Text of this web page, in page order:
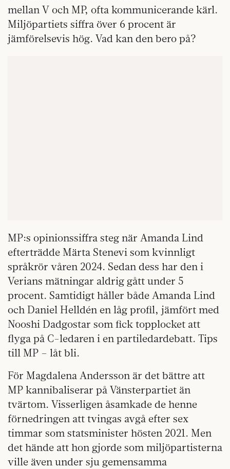
mellan V och MP, ofta kommunicerande kärl.
Miljöpartiets siffra över 6 procent är
jämförelsevis hög. Vad kan den bero på?
MP:s opinionssiffra steg när Amanda Lind
efterträdde Märta Stenevi som kvinnligt
språkrör våren 2024. Sedan dess har den i
Verians mätningar aldrig gått under 5
procent. Samtidigt håller både Amanda Lind
och Daniel Helldén en låg profil, jämfört med
Nooshi Dadgostar som fick topplocket att
flyga på C-ledaren i en partiledardebatt. Tips
till MP – låt bli.
För Magdalena Andersson är det bättre att
MP kannibaliserar på Vänsterpartiet än
tvärtom. Visserligen åsamkade de henne
förnedringen att tvingas avgå efter sex
timmar som statsminister hösten 2021. Men
det hände att hon gjorde som miljöpartisterna
ville även under sju gemensamma